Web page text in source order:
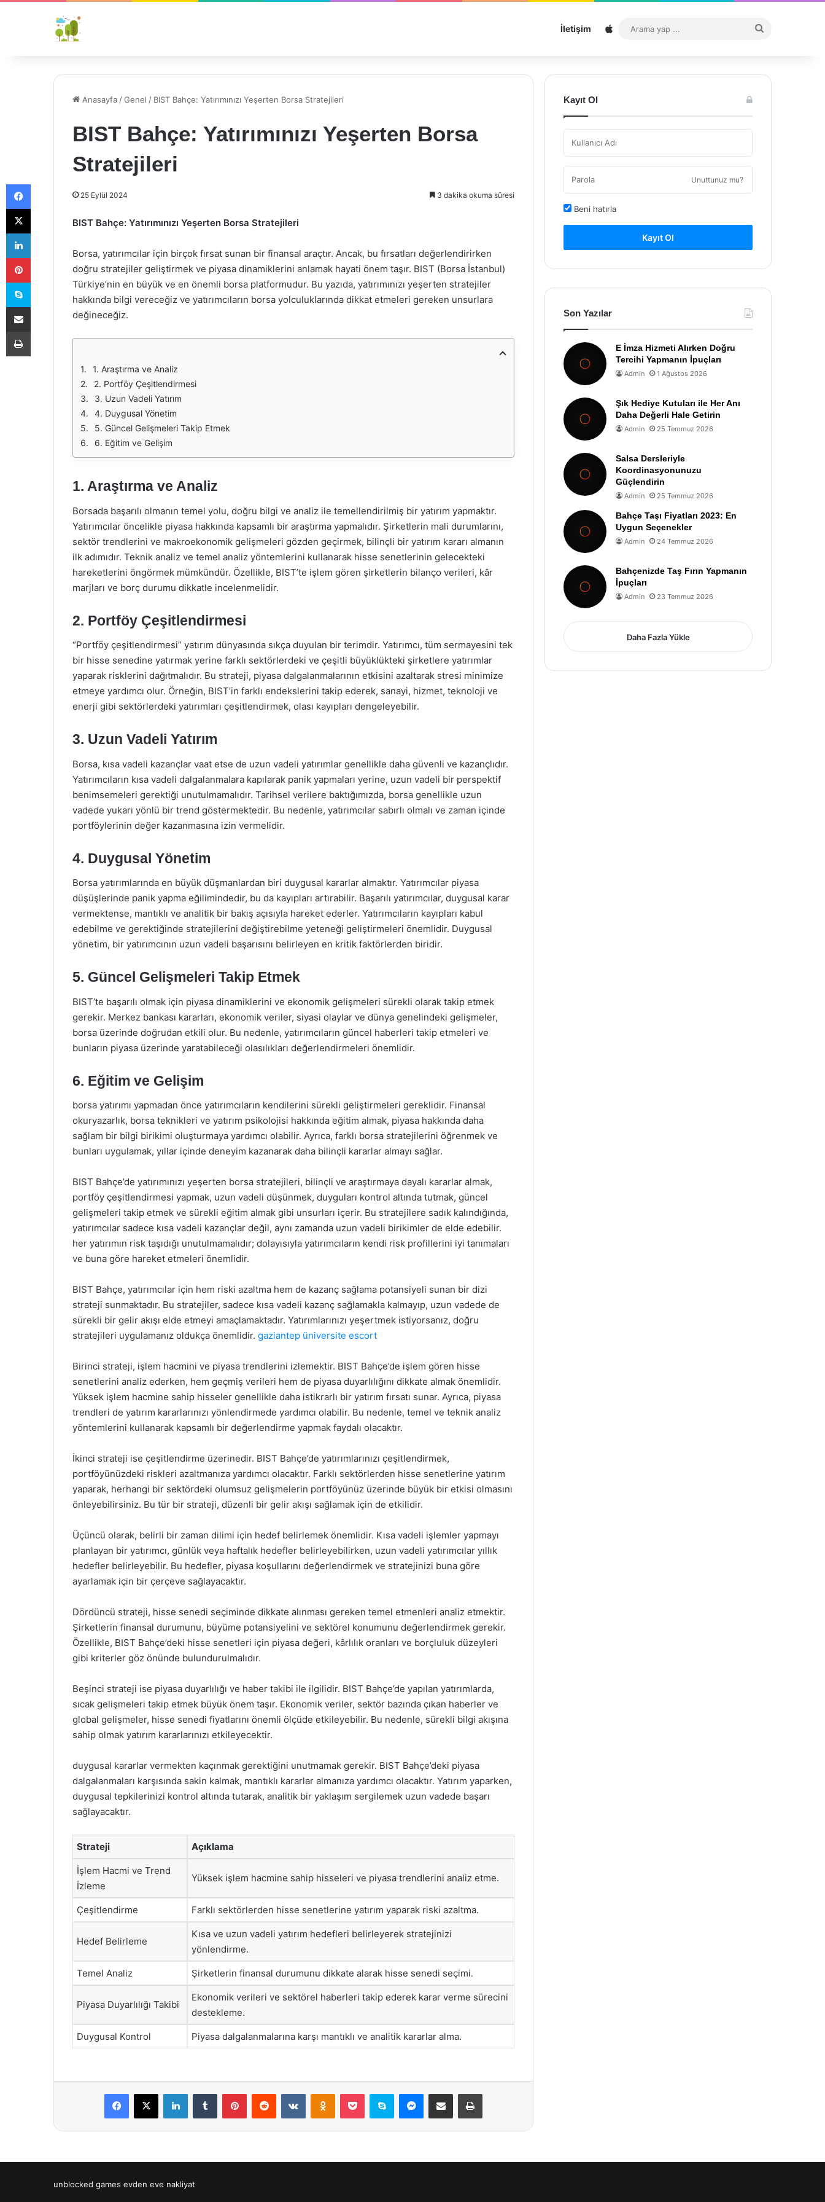
İletişim Sitemap
...
Anasayfa /Genel / BIST Bahçe: Yatırımınızı Yeşerten Borsa Stratejileri
BIST Bahçe: Yatırımınızı Yeşerten Borsa
Stratejileri
25 Eylül 2024 3 dakika okuma süresi
BIST Bahçe: Yatırımınızı Yeşerten Borsa Stratejileri
Borsa, yatırımcılar için birçok fırsat sunan bir finansal araçtır. Ancak, bu fırsatları değerlendirirken
doğru stratejiler geliştirmek ve piyasa dinamiklerini anlamak hayati önem taşır. BIST (Borsa İstanbul)
Türkiye’nin en büyük ve en önemli borsa platformudur. Bu yazıda, yatırımınızı yeşerten stratejiler
hakkında bilgi vereceğiz ve yatırımcıların borsa yolculuklarında dikkat etmeleri gereken unsurlara
değineceğiz.
1. Araştırma ve Analiz
2. Portföy Çeşitlendirmesi
3. Uzun Vadeli Yatırım
4. Duygusal Yönetim
5. Güncel Gelişmeleri Takip Etmek
6. Eğitim ve Gelişim
1. Araştırma ve Analiz
Borsada başarılı olmanın temel yolu, doğru bilgi ve analiz ile temellendirilmiş bir yatırım yapmaktır.
Yatırımcılar öncelikle piyasa hakkında kapsamlı bir araştırma yapmalıdır. Şirketlerin mali durumlarını,
sektör trendlerini ve makroekonomik gelişmeleri gözden geçirmek, bilinçli bir yatırım kararı almanın
ilk adımıdır. Teknik analiz ve temel analiz yöntemlerini kullanarak hisse senetlerinin gelecekteki
hareketlerini öngörmek mümkündür. Özellikle, BIST’te işlem gören şirketlerin bilanço verileri, kâr
marjları ve borç durumu dikkatle incelenmelidir.
2. Portföy Çeşitlendirmesi
“Portföy çeşitlendirmesi” yatırım dünyasında sıkça duyulan bir terimdir. Yatırımcı, tüm sermayesini tek
bir hisse senedine yatırmak yerine farklı sektörlerdeki ve çeşitli büyüklükteki şirketlere yatırımlar
yaparak risklerini dağıtmalıdır. Bu strateji, piyasa dalgalanmalarının etkisini azaltarak stresi minimize
etmeye yardımcı olur. Örneğin, BIST’in farklı endekslerini takip ederek, sanayi, hizmet, teknoloji ve
enerji gibi sektörlerdeki yatırımları çeşitlendirmek, olası kayıpları dengeleyebilir.
3. Uzun Vadeli Yatırım
Borsa, kısa vadeli kazançlar vaat etse de uzun vadeli yatırımlar genellikle daha güvenli ve kazançlıdır.
Yatırımcıların kısa vadeli dalgalanmalara kapılarak panik yapmaları yerine, uzun vadeli bir perspektif
benimsemeleri gerektiği unutulmamalıdır. Tarihsel verilere baktığımızda, borsa genellikle uzun
vadede yukarı yönlü bir trend göstermektedir. Bu nedenle, yatırımcılar sabırlı olmalı ve zaman içinde
portföylerinin değer kazanmasına izin vermelidir.
4. Duygusal Yönetim
Borsa yatırımlarında en büyük düşmanlardan biri duygusal kararlar almaktır. Yatırımcılar piyasa
düşüşlerinde panik yapma eğilimindedir, bu da kayıpları artırabilir. Başarılı yatırımcılar, duygusal karar
vermektense, mantıklı ve analitik bir bakış açısıyla hareket ederler. Yatırımcıların kayıpları kabul
edebilme ve gerektiğinde stratejilerini değiştirebilme yeteneği geliştirmeleri önemlidir. Duygusal
yönetim, bir yatırımcının uzun vadeli başarısını belirleyen en kritik faktörlerden biridir.
5. Güncel Gelişmeleri Takip Etmek
BIST’te başarılı olmak için piyasa dinamiklerini ve ekonomik gelişmeleri sürekli olarak takip etmek
gerekir. Merkez bankası kararları, ekonomik veriler, siyasi olaylar ve dünya genelindeki gelişmeler,
borsa üzerinde doğrudan etkili olur. Bu nedenle, yatırımcıların güncel haberleri takip etmeleri ve
bunların piyasa üzerinde yaratabileceği olasılıkları değerlendirmeleri önemlidir.
6. Eğitim ve Gelişim
borsa yatırımı yapmadan önce yatırımcıların kendilerini sürekli geliştirmeleri gereklidir. Finansal
okuryazarlık, borsa teknikleri ve yatırım psikolojisi hakkında eğitim almak, piyasa hakkında daha
sağlam bir bilgi birikimi oluşturmaya yardımcı olabilir. Ayrıca, farklı borsa stratejilerini öğrenmek ve
bunları uygulamak, yıllar içinde deneyim kazanarak daha bilinçli kararlar almayı sağlar.
BIST Bahçe’de yatırımınızı yeşerten borsa stratejileri, bilinçli ve araştırmaya dayalı kararlar almak,
portföy çeşitlendirmesi yapmak, uzun vadeli düşünmek, duyguları kontrol altında tutmak, güncel
gelişmeleri takip etmek ve sürekli eğitim almak gibi unsurları içerir. Bu stratejilere sadık kalındığında,
yatırımcılar sadece kısa vadeli kazançlar değil, aynı zamanda uzun vadeli birikimler de elde edebilir.
her yatırımın risk taşıdığı unutulmamalıdır; dolayısıyla yatırımcıların kendi risk profillerini iyi tanımaları
ve buna göre hareket etmeleri önemlidir.
BIST Bahçe, yatırımcılar için hem riski azaltma hem de kazanç sağlama potansiyeli sunan bir dizi
strateji sunmaktadır. Bu stratejiler, sadece kısa vadeli kazanç sağlamakla kalmayıp, uzun vadede de
sürekli bir gelir akışı elde etmeyi amaçlamaktadır. Yatırımlarınızı yeşertmek istiyorsanız, doğru
stratejileri uygulamanız oldukça önemlidir. gaziantep üniversite escort
Birinci strateji, işlem hacmini ve piyasa trendlerini izlemektir. BIST Bahçe’de işlem gören hisse
senetlerini analiz ederken, hem geçmiş verileri hem de piyasa duyarlılığını dikkate almak önemlidir.
Yüksek işlem hacmine sahip hisseler genellikle daha istikrarlı bir yatırım fırsatı sunar. Ayrıca, piyasa
trendleri de yatırım kararlarınızı yönlendirmede yardımcı olabilir. Bu nedenle, temel ve teknik analiz
yöntemlerini kullanarak kapsamlı bir değerlendirme yapmak faydalı olacaktır.
İkinci strateji ise çeşitlendirme üzerinedir. BIST Bahçe’de yatırımlarınızı çeşitlendirmek,
portföyünüzdeki riskleri azaltmanıza yardımcı olacaktır. Farklı sektörlerden hisse senetlerine yatırım
yaparak, herhangi bir sektördeki olumsuz gelişmelerin portföyünüz üzerinde büyük bir etkisi olmasını
önleyebilirsiniz. Bu tür bir strateji, düzenli bir gelir akışı sağlamak için de etkilidir.
Üçüncü olarak, belirli bir zaman dilimi için hedef belirlemek önemlidir. Kısa vadeli işlemler yapmayı
planlayan bir yatırımcı, günlük veya haftalık hedefler belirleyebilirken, uzun vadeli yatırımcılar yıllık
hedefler belirleyebilir. Bu hedefler, piyasa koşullarını değerlendirmek ve stratejinizi buna göre
ayarlamak için bir çerçeve sağlayacaktır.
Dördüncü strateji, hisse senedi seçiminde dikkate alınması gereken temel etmenleri analiz etmektir.
Şirketlerin finansal durumunu, büyüme potansiyelini ve sektörel konumunu değerlendirmek gerekir.
Özellikle, BIST Bahçe’deki hisse senetleri için piyasa değeri, kârlılık oranları ve borçluluk düzeyleri
gibi kriterler göz önünde bulundurulmalıdır.
Beşinci strateji ise piyasa duyarlılığı ve haber takibi ile ilgilidir. BIST Bahçe’de yapılan yatırımlarda,
sıcak gelişmeleri takip etmek büyük önem taşır. Ekonomik veriler, sektör bazında çıkan haberler ve
global gelişmeler, hisse senedi fiyatlarını önemli ölçüde etkileyebilir. Bu nedenle, sürekli bilgi akışına
sahip olmak yatırım kararlarınızı etkileyecektir.
duygusal kararlar vermekten kaçınmak gerektiğini unutmamak gerekir. BIST Bahçe’deki piyasa
dalgalanmaları karşısında sakin kalmak, mantıklı kararlar almanıza yardımcı olacaktır. Yatırım yaparken,
duygusal tepkilerinizi kontrol altında tutarak, analitik bir yaklaşım sergilemek uzun vadede başarı
sağlayacaktır.
Strateji Açıklama
İşlem Hacmi ve Trend
İzleme
Yüksek işlem hacmine sahip hisseleri ve piyasa trendlerini analiz etme.
Çeşitlendirme Farklı sektörlerden hisse senetlerine yatırım yaparak riski azaltma.
Hedef Belirleme
Kısa ve uzun vadeli yatırım hedefleri belirleyerek stratejinizi
yönlendirme.
Temel Analiz Şirketlerin finansal durumunu dikkate alarak hisse senedi seçimi.
Piyasa Duyarlılığı Takibi
Ekonomik verileri ve sektörel haberleri takip ederek karar verme sürecini
destekleme.
Duygusal Kontrol Piyasa dalgalanmalarına karşı mantıklı ve analitik kararlar alma.
Facebook
X LinkedInTumblr PinterestReddit VKontakteOdnoklassniki
Pocket Skype Messenger
E-Posta ile paylaş Yazdır
Kayıt Ol
Unuttunuz mu?
Beni hatırla
Kayıt Ol
Son Yazılar
E İmza Hizmeti Alırken Doğru
Tercihi Yapmanın İpuçları
Admin 1 Ağustos 2026
Şık Hediye Kutuları ile Her Anı
Daha Değerli Hale Getirin
Admin 25 Temmuz 2026
Salsa Dersleriyle
Koordinasyonunuzu
Güçlendirin
Admin 25 Temmuz 2026
Bahçe Taşı Fiyatları 2023: En
Uygun Seçenekler
Admin 24 Temmuz 2026
Bahçenizde Taş Fırın Yapmanın
İpuçları
Admin 23 Temmuz 2026
Daha Fazla Yükle
unblocked games evden eve nakliyat
Facebook
X
LinkedIn
Pinterest
Skype
E-Posta ile paylaş